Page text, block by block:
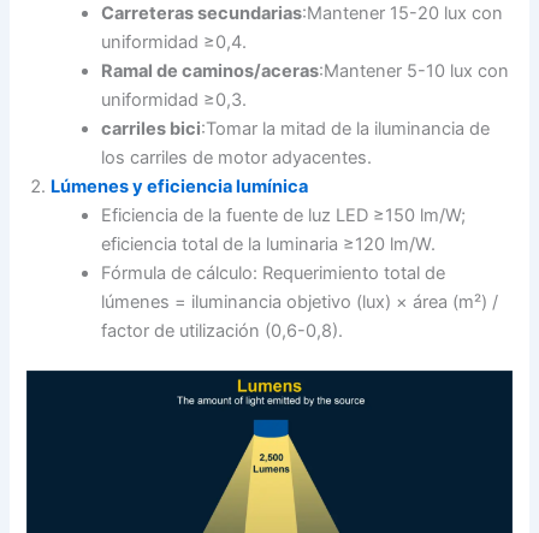
Carreteras secundarias:Mantener 15-20 lux con
uniformidad ≥0,4.
Ramal de caminos/aceras:Mantener 5-10 lux con
uniformidad ≥0,3.
carriles bici:Tomar la mitad de la iluminancia de
los carriles de motor adyacentes.
Lúmenes y eficiencia lumínica
Eficiencia de la fuente de luz LED ≥150 lm/W;
eficiencia total de la luminaria ≥120 lm/W.
Fórmula de cálculo: Requerimiento total de
lúmenes = iluminancia objetivo (lux) × área (m²) /
factor de utilización (0,6-0,8).